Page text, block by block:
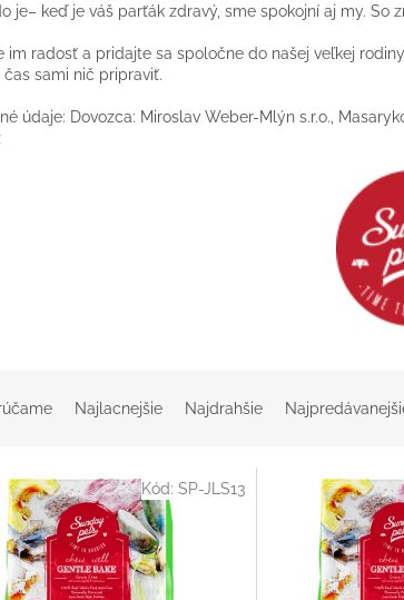
je– keď je váš parťák zdravý, sme spokojní aj my. So
im radosť a pridajte sa spoločne do našej veľkej
sami nič pripraviť.
údaje: Dovozca: Miroslav Weber-Mlýn s.r.o.,
Najlacnejšie Najdrahšie
Kód: SP-JLS13